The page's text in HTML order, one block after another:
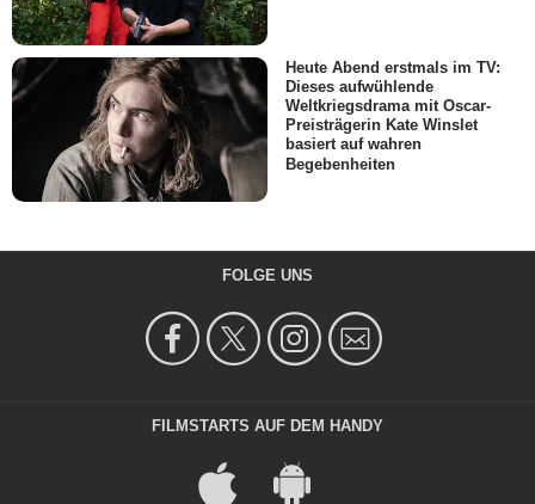
Heute Abend erstmals im TV:
Dieses aufwühlende
Weltkriegsdrama mit Oscar-
Preisträgerin Kate Winslet
basiert auf wahren
Begebenheiten
FOLGE UNS
FILMSTARTS AUF DEM HANDY